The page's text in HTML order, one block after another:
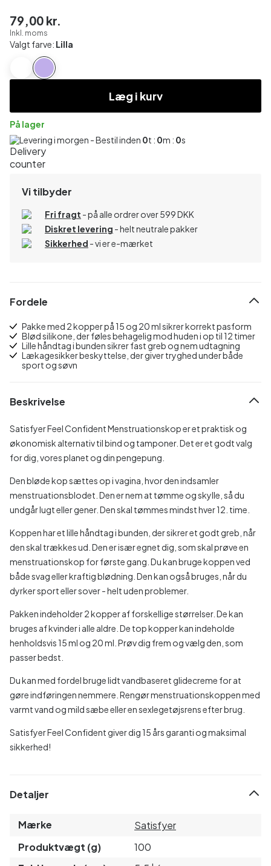
79,00 kr.
Inkl. moms
Valgt farve: Lilla
Læg i kurv
På lager
Levering i morgen - Bestil inden 0t : 0m : 0s
Vi tilbyder
Fri fragt - på alle ordrer over 599 DKK
Diskret levering - helt neutrale pakker
Sikkerhed - vi er e-mærket
Fordele
Pakke med 2 kopper på 15 og 20 ml sikrer korrekt pasform
Blød silikone, der føles behagelig mod huden i op til 12 timer
Lille håndtag i bunden sikrer fast greb og nem udtagning
Lækagesikker beskyttelse, der giver tryghed under både
sport og søvn
Beskrivelse
Satisfyer Feel Confident Menstruationskop er et praktisk og
økonomisk alternativ til bind og tamponer. Det er et godt valg
for dig, vores planet og din pengepung.
Den bløde kop sættes op i vagina, hvor den indsamler
menstruationsblodet. Den er nem at tømme og skylle, så du
undgår lugt eller gener. Den skal tømmes mindst hver 12. time.
Koppen har et lille håndtag i bunden, der sikrer et godt greb, når
den skal trækkes ud. Den er især egnet dig, som skal prøve en
menstruationskop for første gang. Du kan bruge koppen ved
både svag eller kraftig blødning. Den kan også bruges, når du
dyrker sport eller sover - helt uden problemer.
Pakken indeholder 2 kopper af forskellige størrelser. De kan
bruges af kvinder i alle aldre. De top kopper kan indeholde
henholdsvis 15 ml og 20 ml. Prøv dig frem og vælg den, som
passer bedst.
Du kan med fordel bruge lidt vandbaseret glidecreme for at
gøre indføringen nemmere. Rengør menstruationskoppen med
varmt vand og mild sæbe eller en sexlegetøjsrens efter brug.
Satisfyer Feel Confident giver dig 15 års garanti og maksimal
sikkerhed!
Detaljer
Mærke
Satisfyer
Produktvægt (g)
100